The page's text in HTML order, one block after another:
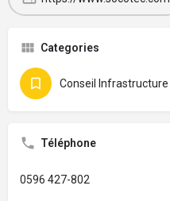
Categories
Conseil Infrastructure
Téléphone
0596 427-802